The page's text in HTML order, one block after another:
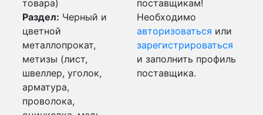
товара)
Раздел: Черный и
цветной
металлопрокат,
метизы (лист,
швеллер, уголок,
арматура,
проволока,
поставщикам!
Необходимо
авторизоваться или
зарегистрироваться
и заполнить профиль
поставщика.